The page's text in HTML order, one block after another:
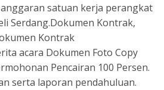
satuan kerja perangkat
Serdang.Dokumen Kontrak,
Kontrak
acara Dokumen Foto Copy
Pencairan 100 Persen.
serta laporan pendahuluan.